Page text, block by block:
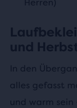
Herren)
und
In den
alles gefasst
und warm sein